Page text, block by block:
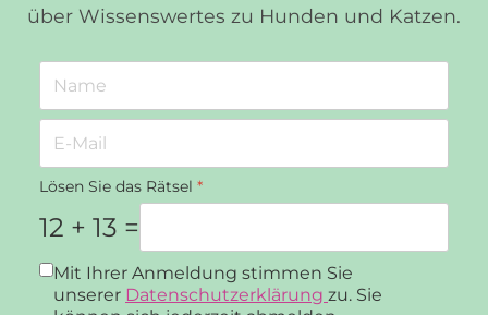
über Wissenswertes zu Hunden und Katzen.
Lösen Sie das Rätsel *
12 + 13 =
Datenschutz*
Mit Ihrer Anmeldung stimmen Sie
unserer Datenschutzerklärung zu. Sie